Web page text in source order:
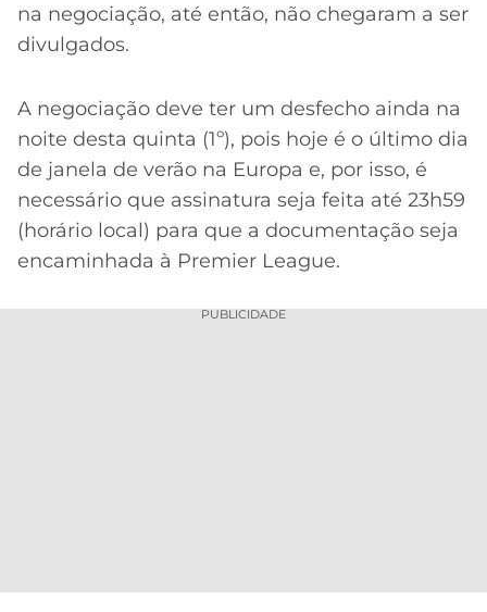
na negociação, até então, não chegaram a ser
divulgados.
A negociação deve ter um desfecho ainda na
noite desta quinta (1º), pois hoje é o último dia
de janela de verão na Europa e, por isso, é
necessário que assinatura seja feita até 23h59
(horário local) para que a documentação seja
encaminhada à Premier League.
PUBLICIDADE